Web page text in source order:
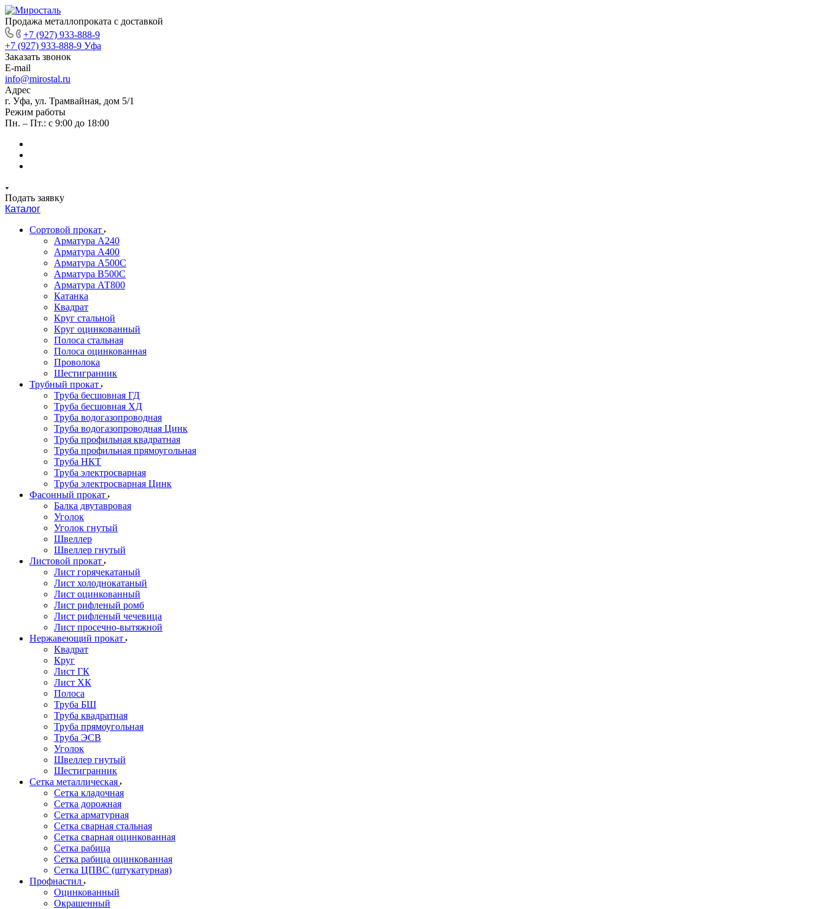
Продажа металлопроката с доставкой
+7 (927) 933-888-9
+7 (927) 933-888-9 Уфа
Заказать звонок
E-mail
info@mirostal.ru
Адрес
г. Уфа, ул. Трамвайная, дом 5/1
Режим работы
Пн. – Пт.: с 9:00 до 18:00
Подать заявку
Каталог
Сортовой прокат
Арматура А240
Арматура А400
Арматура А500C
Арматура В500С
Арматура АТ800
Катанка
Квадрат
Круг стальной
Круг оцинкованный
Полоса стальная
Полоса оцинкованная
Проволока
Шестигранник
Трубный прокат
Труба бесшовная ГД
Труба бесшовная ХД
Труба водогазопроводная
Труба водогазопроводная Цинк
Труба профильная квадратная
Труба профильная прямоугольная
Труба НКТ
Труба электросварная
Труба электросварная Цинк
Фасонный прокат
Балка двутавровая
Уголок
Уголок гнутый
Швеллер
Швеллер гнутый
Листовой прокат
Лист горячекатаный
Лист холоднокатаный
Лист оцинкованный
Лист рифленый ромб
Лист рифленый чечевица
Лист просечно-вытяжной
Нержавеющий прокат
Квадрат
Круг
Лист ГК
Лист ХК
Полоса
Труба БШ
Труба квадратная
Труба прямоугольная
Труба ЭСВ
Уголок
Швеллер гнутый
Шестигранник
Сетка металлическая
Сетка кладочная
Сетка дорожная
Сетка арматурная
Сетка сварная стальная
Сетка сварная оцинкованная
Сетка рабица
Сетка рабица оцинкованная
Сетка ЦПВС (штукатурная)
Профнастил
Оцинкованный
Окрашенный